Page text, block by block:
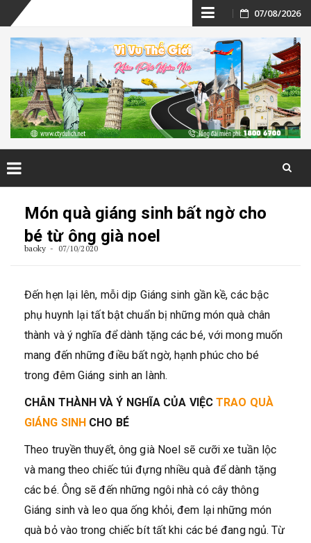
Skip
to
content
07/08/2026
Món quà giáng sinh bất ngờ cho
bé từ ông già noel
baoky 07/10/2020
Đến hẹn lại lên, mỗi dịp Giáng sinh gần kề, các bậc
phụ huynh lại tất bật chuẩn bị những món quà chân
thành và ý nghĩa để dành tặng các bé, với mong muốn
mang đến những điều bất ngờ, hạnh phúc cho bé
trong đêm Giáng sinh an lành.
CHÂN THÀNH VÀ Ý NGHĨA CỦA VIỆCTRAO QUÀ
GIÁNG SINH CHO BÉ
Theo truyền thuyết, ông già Noel sẽ cưỡi xe tuần lộc
và mang theo chiếc túi đựng nhiều quà để dành tặng
các bé. Ông sẽ đến những ngôi nhà có cây thông
Giáng sinh và leo qua ống khỏi, đem lại những món
quà bỏ vào trong chiếc bít tất khi các bé đang ngủ. Từ